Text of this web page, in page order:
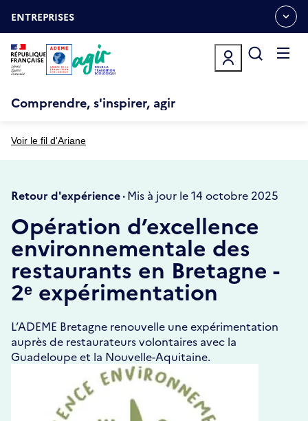
auOUVRIR
LE
MENU
ESPACE
ENTREPRISES
Comprendre, s'inspirer, agir
Voir le fil d'Ariane
Retour d'expérience ·Mis à jour le 14 octobre 2025
Opération d’excellence
environnementale des
restaurants en Bretagne -
2ᵉ expérimentation
L’ADEME Bretagne renouvelle une expérimentation
auprès de restaurateurs volontaires avec la
Guadeloupe et la Nouvelle-Aquitaine.